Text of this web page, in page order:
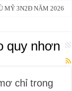
MỸ 3N2Đ NĂM 2026
quy nhơn
chỉ trong